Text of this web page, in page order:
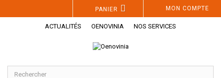
MON COMPTE
PANIER
ACTUALITÉS OENOVINIA NOS SERVICES